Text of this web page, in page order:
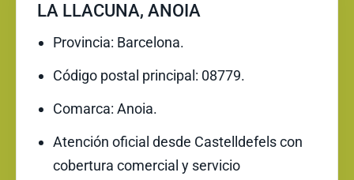
LA LLACUNA, ANOIA
Provincia: Barcelona.
Código postal principal: 08779.
Comarca: Anoia.
Atención oficial desde Castelldefels con
cobertura comercial y servicio